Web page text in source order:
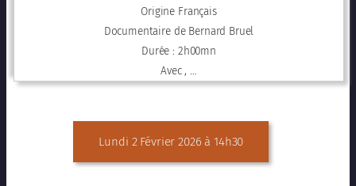
Origine Français
Documentaire de Bernard Bruel
Durée : 2h00mn
Avec , …
Lundi 2 Février 2026 à 14h30